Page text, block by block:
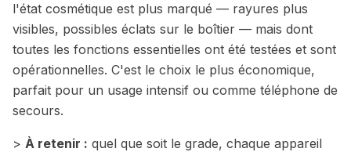
l'état cosmétique est plus marqué — rayures plus
visibles, possibles éclats sur le boîtier — mais dont
toutes les fonctions essentielles ont été testées et sont
opérationnelles. C'est le choix le plus économique,
parfait pour un usage intensif ou comme téléphone de
secours.
> À retenir : quel que soit le grade, chaque appareil